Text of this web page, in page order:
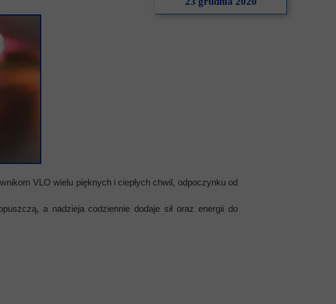
VLO wielu pięknych i ciepłych chwil, odpoczynku od
a nadzieja codziennie dodaje sił oraz energii do
Wymiana polsko-niemiecka
Szlachetna paczkaPuchar Prezydenta RP